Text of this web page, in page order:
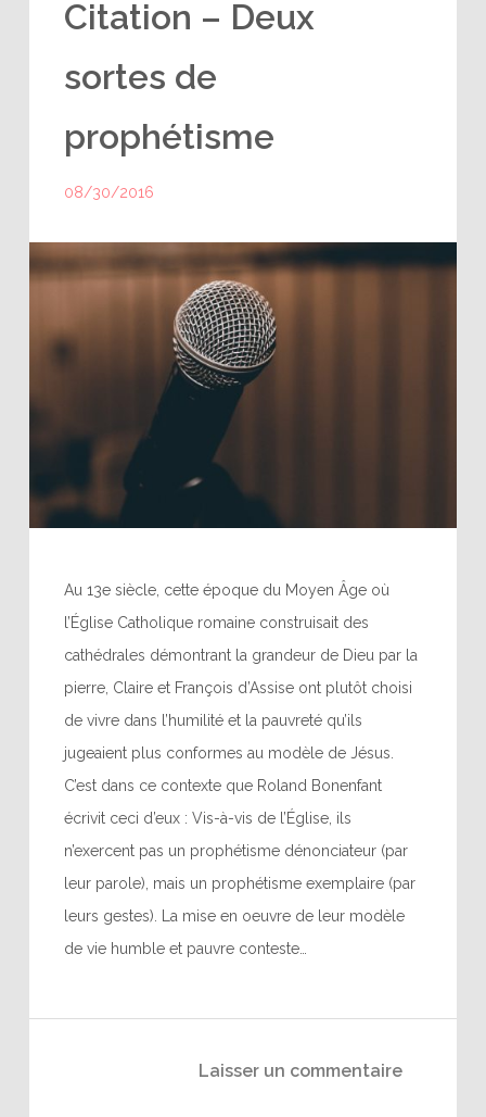
Citation – Deux
sortes de
prophétisme
08/30/2016
Au 13e siècle, cette époque du Moyen Âge où
l’Église Catholique romaine construisait des
cathédrales démontrant la grandeur de Dieu par la
pierre, Claire et François d’Assise ont plutôt choisi
de vivre dans l’humilité et la pauvreté qu’ils
jugeaient plus conformes au modèle de Jésus.
C’est dans ce contexte que Roland Bonenfant
écrivit ceci d’eux : Vis-à-vis de l’Église, ils
n’exercent pas un prophétisme dénonciateur (par
leur parole), mais un prophétisme exemplaire (par
leurs gestes). La mise en oeuvre de leur modèle
de vie humble et pauvre conteste…
Laisser un commentaire